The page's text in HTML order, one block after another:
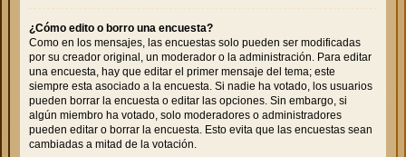
¿Cómo edito o borro una encuesta?
Como en los mensajes, las encuestas solo pueden ser modificadas
por su creador original, un moderador o la administración. Para editar
una encuesta, hay que editar el primer mensaje del tema; este
siempre esta asociado a la encuesta. Si nadie ha votado, los usuarios
pueden borrar la encuesta o editar las opciones. Sin embargo, si
algún miembro ha votado, solo moderadores o administradores
pueden editar o borrar la encuesta. Esto evita que las encuestas sean
cambiadas a mitad de la votación.